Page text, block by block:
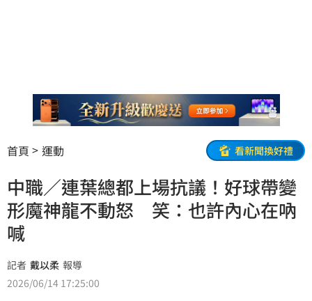
首頁 運動 看新聞換好禮
中職／連葉總都上場抗議！好球帶變
形魔神龍不動怒 笑：也許內心在吶
喊
記者 戴以柔 報導
2026/06/14 17:25:00